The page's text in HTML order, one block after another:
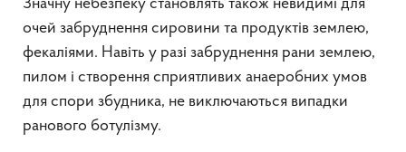
Значну небезпеку становлять також невидимі для
очей забруднення сировини та продуктів землею,
фекаліями. Навіть у разі забруднення рани землею,
пилом і створення сприятливих анаеробних умов
для спори збудника, не виключаються випадки
ранового ботулізму.